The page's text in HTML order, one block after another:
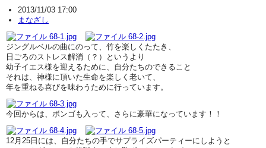
2013/11/03 17:00
まなざし
ジングルベルの曲にのって、竹を楽しくたたき、
日ごろのストレス解消（？）というより
幼子イエス様を迎えるために、自分たちのできること
それは、神様に頂いた生命を楽しく老いて、
年を重ねる喜びを味わうために行っています。
今回からは、ボンゴも入って、さらに豪華になっています！！
12月25日には、自分たちの手でサプライズパーティーにしようと